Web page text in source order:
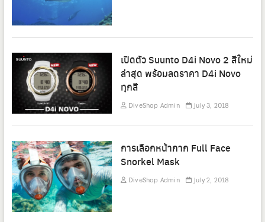
เปิดตัว Suunto D4i Novo 2 สีใหม่
ล่าสุด พร้อมลดราคา D4i Novo
ทุกสี
DiveShop Admin July 3, 2018
การเลือกหน้ากาก Full Face
Snorkel Mask
DiveShop Admin July 2, 2018